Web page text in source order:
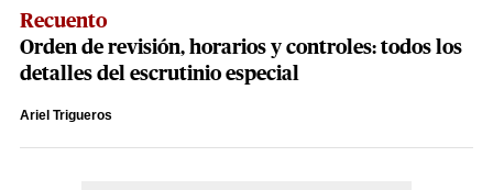
Recuento
Orden de revisión, horarios y controles: todos los
detalles del escrutinio especial
Ariel Trigueros